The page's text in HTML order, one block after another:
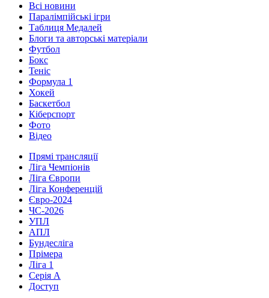
Всі новини
Паралімпійські ігри
Таблиця Медалей
Блоги та авторські матеріали
Футбол
Бокс
Теніс
Формула 1
Хокей
Баскетбол
Кіберспорт
Фото
Відео
Прямі трансляції
Ліга Чемпіонів
Ліга Європи
Ліга Конференцій
Євро-2024
ЧС-2026
УПЛ
АПЛ
Бундесліга
Прімера
Ліга 1
Серія А
Доступ